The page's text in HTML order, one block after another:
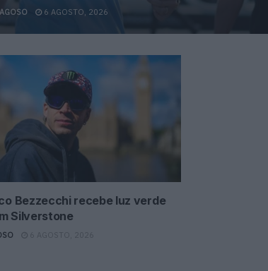
6 AGOSTO, 2026
Bezzecchi recebe luz verde
Silverstone
6 AGOSTO, 2026